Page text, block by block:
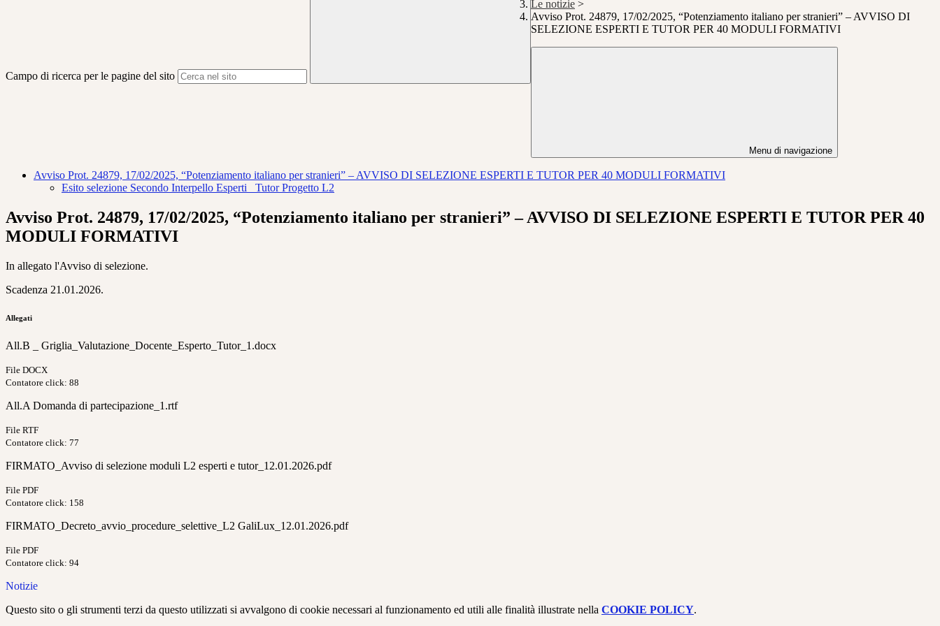
Campo di ricerca per le pagine del sito
Le notizie >
Avviso Prot. 24879, 17/02/2025, “Potenziamento italiano per stranieri” – AVVISO DI
SELEZIONE ESPERTI E TUTOR PER 40 MODULI FORMATIVI
Menu di navigazione
Avviso Prot. 24879, 17/02/2025, “Potenziamento italiano per stranieri” – AVVISO DI SELEZIONE ESPERTI E TUTOR PER 40 MODULI FORMATIVI
Esito selezione Secondo Interpello Esperti_ Tutor Progetto L2
Avviso Prot. 24879, 17/02/2025, “Potenziamento italiano per stranieri” – AVVISO DI SELEZIONE ESPERTI E TUTOR PER 40
MODULI FORMATIVI
In allegato l'Avviso di selezione.
Scadenza 21.01.2026.
Allegati
All.B _ Griglia_Valutazione_Docente_Esperto_Tutor_1.docx
File DOCX
Contatore click: 88
All.A Domanda di partecipazione_1.rtf
File RTF
Contatore click: 77
FIRMATO_Avviso di selezione moduli L2 esperti e tutor_12.01.2026.pdf
File PDF
Contatore click: 158
FIRMATO_Decreto_avvio_procedure_selettive_L2 GaliLux_12.01.2026.pdf
File PDF
Contatore click: 94
Notizie
Questo sito o gli strumenti terzi da questo utilizzati si avvalgono di cookie necessari al funzionamento ed utili alle finalità illustrate nella COOKIE POLICY.